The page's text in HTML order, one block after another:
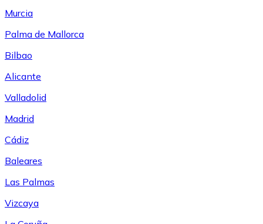
Murcia
Palma de Mallorca
Bilbao
Alicante
Valladolid
Madrid
Cádiz
Baleares
Las Palmas
Vizcaya